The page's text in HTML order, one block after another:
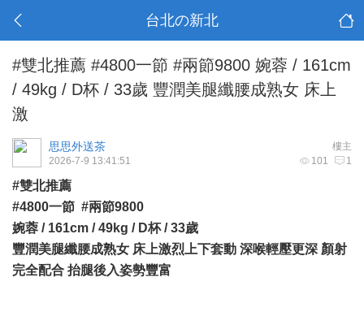
台北の新北
#雙北推薦 #4800一節 #兩節9800 婉蓉 / 161cm
/ 49kg / D杯 / 33歲 豐潤美腿纖腰成熟女 床上
激
樓主
思思外送茶
101 1
2026-7-9 13:41:51
#雙北推薦
#4800一節 #兩節9800
婉蓉 / 161cm / 49kg / D杯 / 33歲
豐潤美腿纖腰成熟女 床上激烈上下套動 深喉輕壓更深 顏射
完全配合 抬腿後入姿勢豐富